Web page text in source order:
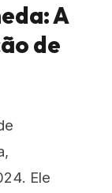
A
de
Ele